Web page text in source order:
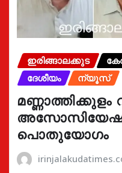
ഇരിങ്ങാലക്കുട
ദേശീയം
ന്യൂസ്
പൊതുയോഗം